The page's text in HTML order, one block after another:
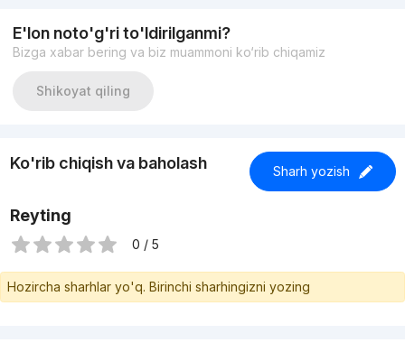
Риелтор Даврон Присоединяйтесь к каналу недвижимости
https://t.me/davron8888
E'lon noto'g'ri to'ldirilganmi?
Bizga xabar bering va biz muammoni ko‘rib chiqamiz
Shikoyat qiling
Ko'rib chiqish va baholash Sharh yozish
Reyting
0 / 5
Hozircha sharhlar yo'q. Birinchi sharhingizni yozing